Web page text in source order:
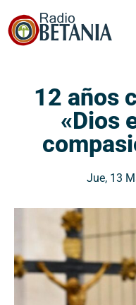
12 años
«Dios
Jue, 13